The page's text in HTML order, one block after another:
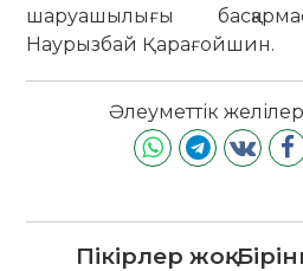
шаруашылығы
Наурызбай Қарағойшин.
Әлеуметтік
Пікірлер жоқ.